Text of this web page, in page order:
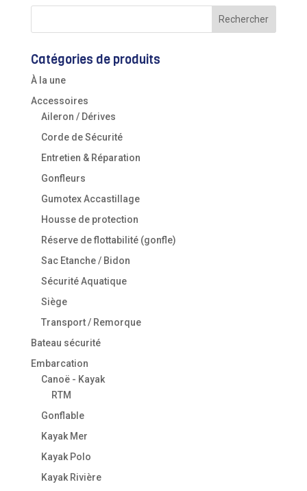
Catégories de produits
À la une
Accessoires
Aileron / Dérives
Corde de Sécurité
Entretien & Réparation
Gonfleurs
Gumotex Accastillage
Housse de protection
Réserve de flottabilité (gonfle)
Sac Etanche / Bidon
Sécurité Aquatique
Siège
Transport / Remorque
Bateau sécurité
Embarcation
Canoë - Kayak
RTM
Gonflable
Kayak Mer
Kayak Polo
Kayak Rivière